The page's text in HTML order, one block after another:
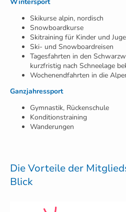
Skikurse alpin, nordisch
Snowboardkurse
Skitraining für Kinder und
Ski- und Snowboardreisen
Tagesfahrten in den
kurzfristig nach Schneelage
Wochenendfahrten in die
Ganzjahressport
Gymnastik, Rückenschule
Konditionstraining
Wanderungen
Die Vorteile der
Blick